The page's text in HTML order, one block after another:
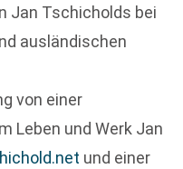
Jan Tschicholds bei
ausländischen
von einer
Leben und Werk Jan
und einer